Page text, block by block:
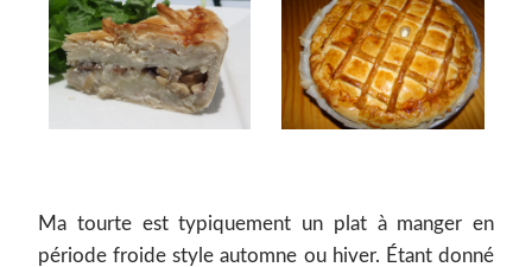
Ma tourte est typiquement un plat à manger en
période froide style automne ou hiver. Étant donné